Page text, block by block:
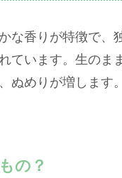
な香りが特徴で
ています。生のま
ぬめりが増します
の？